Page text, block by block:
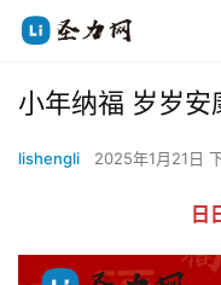
小年纳福 岁岁安
lishengli 2025年1月21日
日